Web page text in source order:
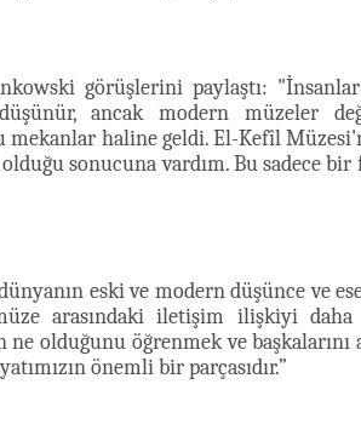
görüşlerini paylaştı:
ancak modern müzeler
mekanlar haline geldi. El-Kefîl
sonucuna vardım. Bu sadece
eski ve modern düşünce ve
arasındaki iletişim ilişkiyi daha
olduğunu öğrenmek ve
önemli bir parçasıdır.”